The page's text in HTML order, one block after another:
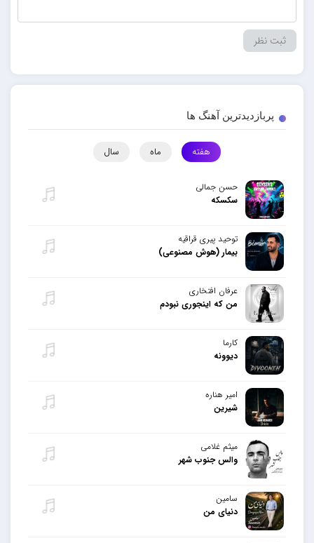
پربازدیدترین آهنگ ها
هفته ماه سال
حسن جمالی
سکسکه
توحید پیری قراقیه
بیمار (هوش مصنوعی)
عرفان افتخاری
من که اینجوری نبودم
کارما
دیوونه
امیر هناره
شیرین
میثم غلامی
والس جنوب شهر
سامین
دنیای من